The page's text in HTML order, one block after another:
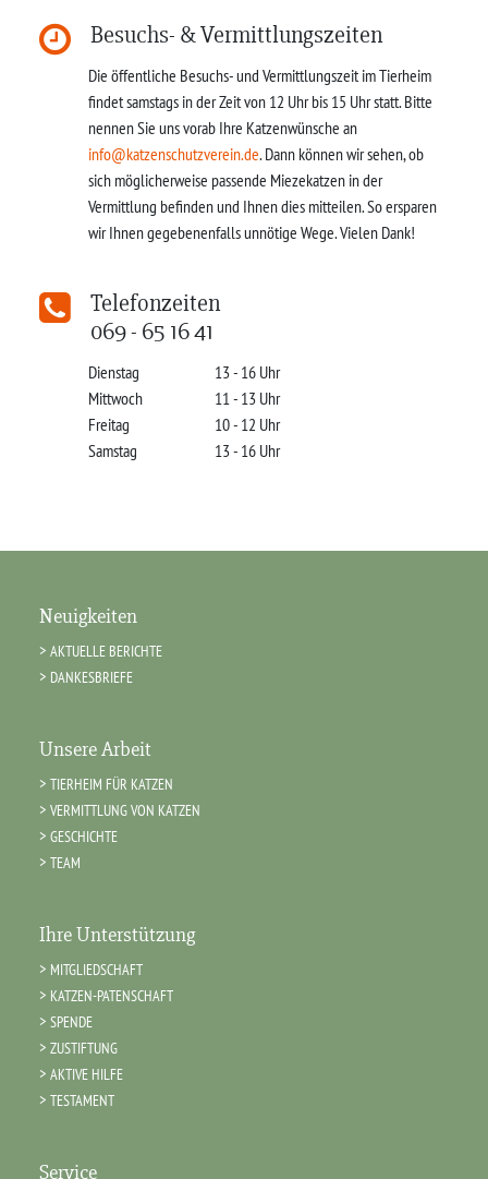
Besuchs- & Vermittlungszeiten
Die öffentliche Besuchs- und Vermittlungszeit im Tierheim
findet samstags in der Zeit von 12 Uhr bis 15 Uhr statt. Bitte
nennen Sie uns vorab Ihre Katzenwünsche an
info@katzenschutzverein.de. Dann können wir sehen, ob
sich möglicherweise passende Miezekatzen in der
Vermittlung befinden und Ihnen dies mitteilen. So ersparen
wir Ihnen gegebenenfalls unnötige Wege. Vielen Dank!
Telefonzeiten
069 - 65 16 41
Dienstag
13 - 16 Uhr
Mittwoch
11 - 13 Uhr
Freitag
10 - 12 Uhr
Samstag
13 - 16 Uhr
Neuigkeiten
AKTUELLE BERICHTE
DANKESBRIEFE
Unsere Arbeit
TIERHEIM FÜR KATZEN
VERMITTLUNG VON KATZEN
GESCHICHTE
TEAM
Ihre Unterstützung
MITGLIEDSCHAFT
KATZEN-PATENSCHAFT
SPENDE
ZUSTIFTUNG
AKTIVE HILFE
TESTAMENT
Service